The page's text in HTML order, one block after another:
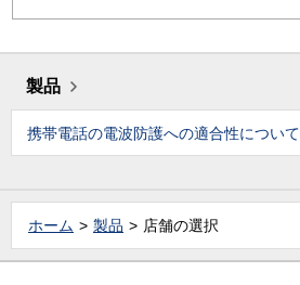
製品
携帯電話の電波防護への適合性について
ホーム 製品 店舗の選択